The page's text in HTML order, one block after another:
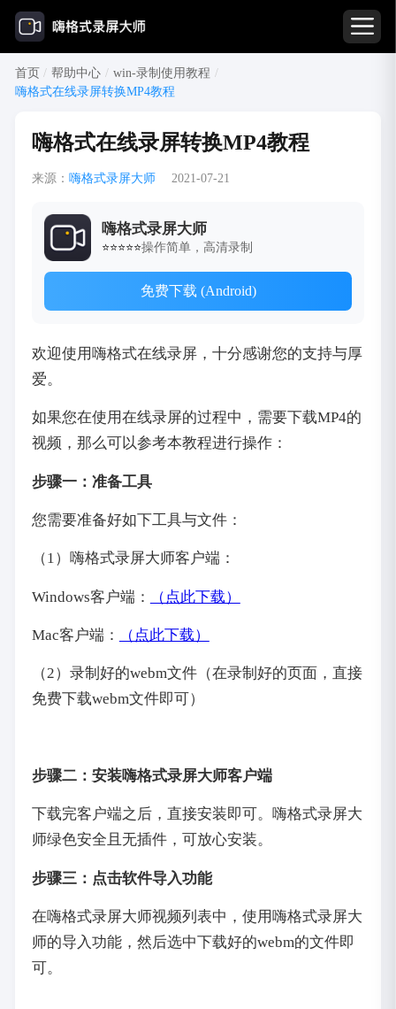
首页 / 帮助中心 / win-录制使用教程 /
嗨格式在线录屏转换MP4教程
嗨格式在线录屏转换MP4教程
来源： 嗨格式录屏大师 2021-07-21
嗨格式录屏大师
⭐⭐⭐⭐⭐操作简单，高清录制
免费下载 (Android)
欢迎使用嗨格式在线录屏，十分感谢您的支持与厚
爱。
如果您在使用在线录屏的过程中，需要下载MP4的
视频，那么可以参考本教程进行操作：
步骤一：准备工具
您需要准备好如下工具与文件：
（1）嗨格式录屏大师客户端：
Windows客户端： （点此下载）
Mac客户端： （点此下载）
（2）录制好的webm文件（在录制好的页面，直接
免费下载webm文件即可）
步骤二：安装嗨格式录屏大师客户端
下载完客户端之后，直接安装即可。嗨格式录屏大
师绿色安全且无插件，可放心安装。
步骤三：点击软件导入功能
在嗨格式录屏大师视频列表中，使用嗨格式录屏大
师的导入功能，然后选中下载好的webm的文件即
可。